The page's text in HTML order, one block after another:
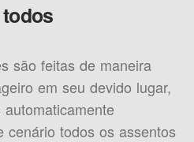
são feitas de maneira
em seu devido lugar,
cenário todos os assentos